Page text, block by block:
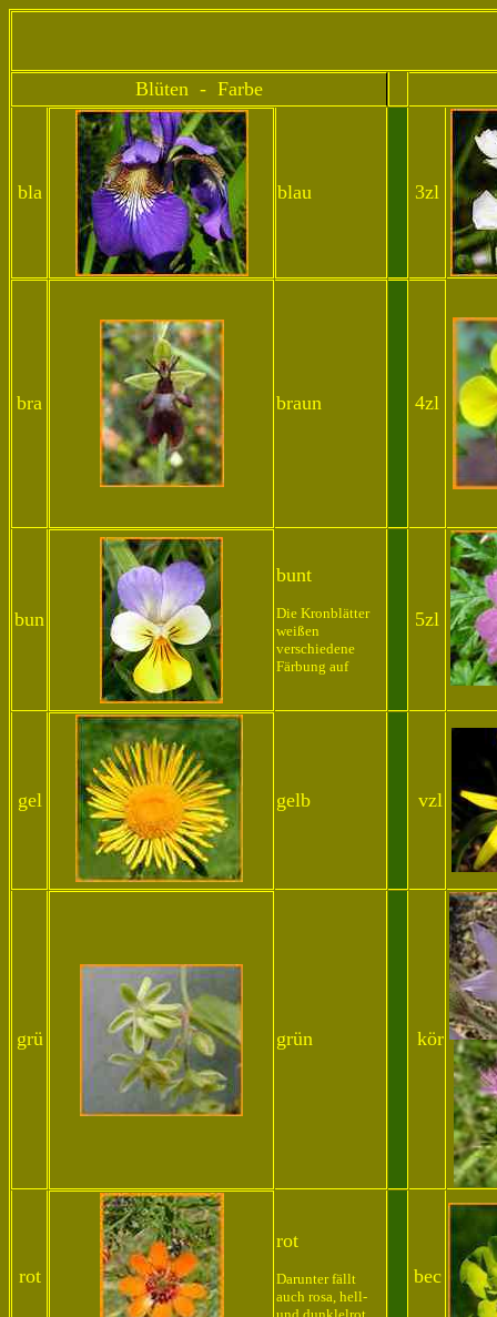
Blüten - Farbe
bla blau 3zl
bra braun 4zl
bun
bunt
Die Kronblätter
weißen
verschiedene
Färbung auf
5zl
gel gelb vzl
grü grün kör
rot
rot
Darunter fällt
auch rosa, hell-
bec